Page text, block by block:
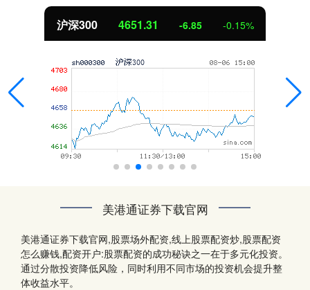
沪深300 4651.31 -6.85 -0.15%
美港通证券下载官网
美港通证券下载官网,股票场外配资,线上股票配资炒,股票配资
怎么赚钱,配资开户:股票配资的成功秘诀之一在于多元化投资。
通过分散投资降低风险，同时利用不同市场的投资机会提升整
体收益水平。